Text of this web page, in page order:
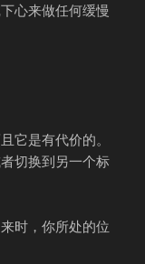
心来做任何缓慢
它是有代价的。
切换到另一个标
时，你所处的位